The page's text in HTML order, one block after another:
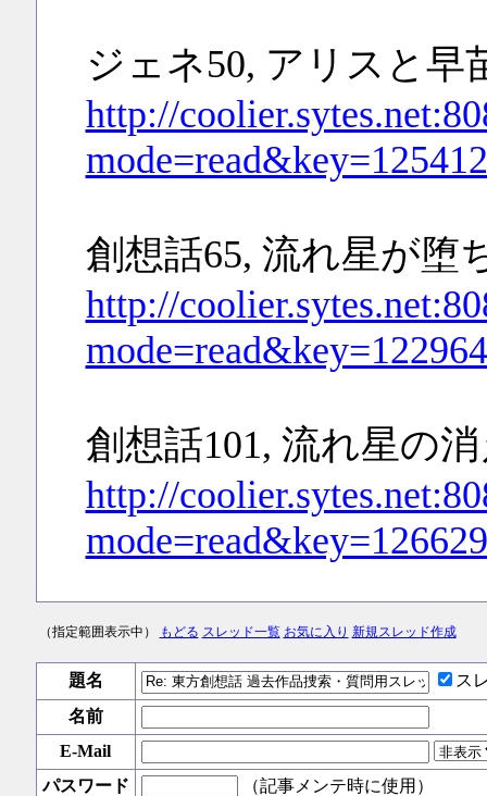
ジェネ50, アリスと早
http://
創想話65, 流れ星が堕
http://
創想話101, 流れ星の
http://
（指定範囲表示中） もどる スレッド一覧 お気に入り 新規スレッド作成
題名
ス
名前
E-Mail
パスワード
（記事メンテ時に使用）